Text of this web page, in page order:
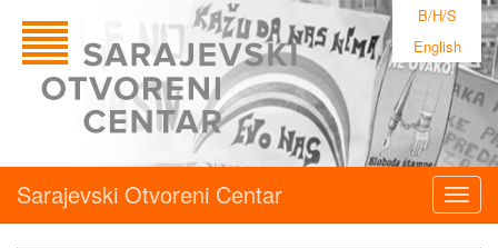
B/H/S
English
Sarajevski Otvoreni Centar